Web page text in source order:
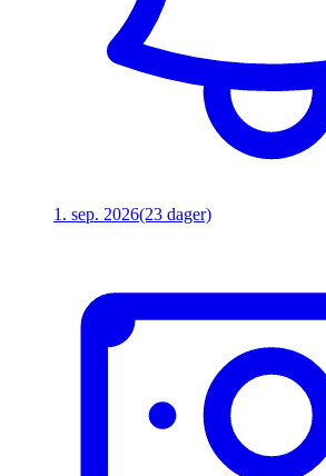
1. sep. 2026(23 dager)